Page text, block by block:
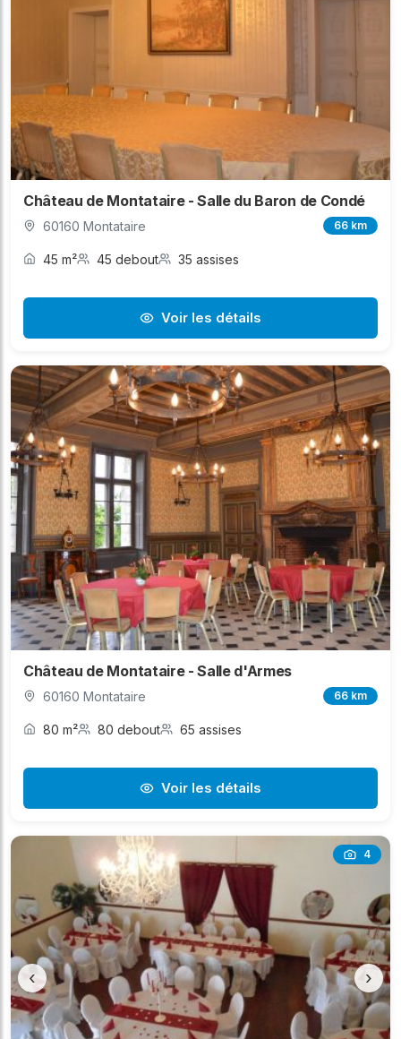
Château de Montataire - Salle du Baron de Condé
60160 Montataire 66 km
45 m² 45 debout 35 assises
Voir les détails
Château de Montataire - Salle d'Armes
60160 Montataire 66 km
80 m² 80 debout 65 assises
Voir les détails
4
‹ ›